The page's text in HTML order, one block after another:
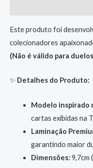
Este produto foi
colecionadores
(Não é válido para
✨ Detalhes do Produto:
Modelo inspirado
cartas exibidas na
Laminação
garantindo maior
Dimensões: 9,7cm